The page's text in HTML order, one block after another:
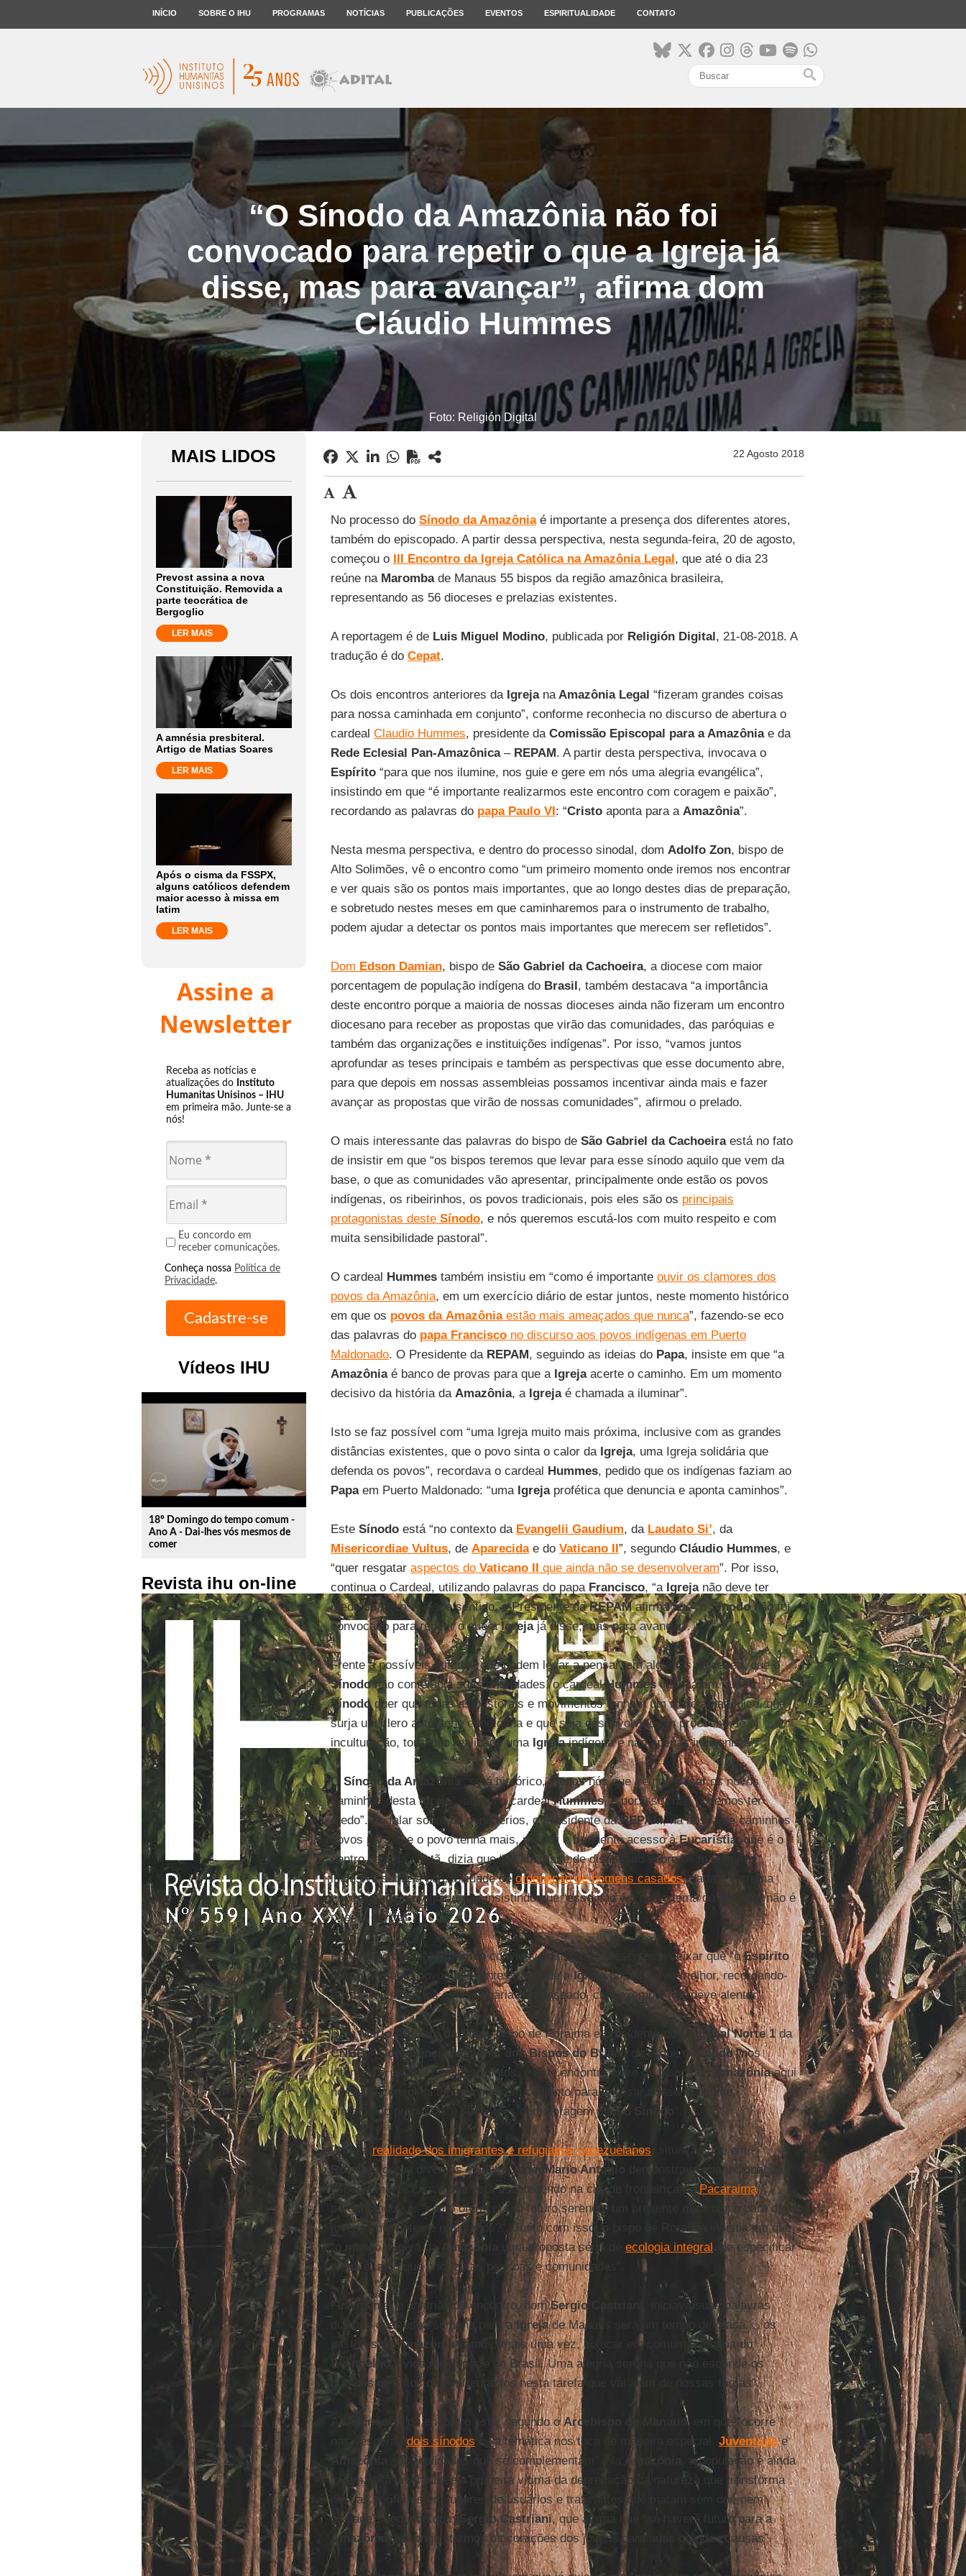
INÍCIO SOBRE O IHU PROGRAMAS NOTÍCIAS PUBLICAÇÕES EVENTOS ESPIRITUALIDADE CONTATO
search
“O Sínodo da Amazônia não foi
convocado para repetir o que a Igreja já
disse, mas para avançar”, afirma dom
Cláudio Hummes
Foto: Religión Digital
MAIS LIDOS
Prevost assina a nova
Constituição. Removida a
parte teocrática de
Bergoglio
LER MAIS
A amnésia presbiteral.
Artigo de Matias Soares
LER MAIS
Após o cisma da FSSPX,
alguns católicos defendem
maior acesso à missa em
latim
LER MAIS
Assine a
Newsletter
Receba as notícias e
atualizações do Instituto
Humanitas Unisinos – IHU
em primeira mão. Junte-se a
nós!
Eu concordo em
receber comunicações.
Conheça nossa Política de
Privacidade.
Vídeos IHU
play_circle_outline
18º Domingo do tempo comum -
Ano A - Dai-lhes vós mesmos de
comer
Revista ihu on-line
22 Agosto 2018
No processo do Sínodo da Amazôniaé importante a presença dos diferentes atores,
também do episcopado. A partir dessa perspectiva, nesta segunda-feira, 20 de agosto,
começou o III Encontro da Igreja Católica na Amazônia Legal, que até o dia 23
reúne na Marombade Manaus 55 bispos da região amazônica brasileira,
representando as 56 dioceses e prelazias existentes.
A reportagem é de Luis Miguel Modino, publicada porReligión Digital, 21-08-2018. A
tradução é do Cepat.
Os dois encontros anteriores da IgrejanaAmazônia Legal “fizeram grandes coisas
para nossa caminhada em conjunto”, conforme reconhecia no discurso de abertura o
cardeal Claudio Hummes, presidente da Comissão Episcopal para a Amazôniae da
Rede Eclesial Pan-Amazônica– REPAM. A partir desta perspectiva, invocava o
Espírito“para que nos ilumine, nos guie e gere em nós uma alegria evangélica”,
insistindo em que “é importante realizarmos este encontro com coragem e paixão”,
recordando as palavras do papa Paulo VI: “Cristoaponta para a Amazônia”.
Nesta mesma perspectiva, e dentro do processo sinodal, dom Adolfo Zon, bispo de
Alto Solimões, vê o encontro como “um primeiro momento onde iremos nos encontrar
e ver quais são os pontos mais importantes, que ao longo destes dias de preparação,
e sobretudo nestes meses em que caminharemos para o instrumento de trabalho,
podem ajudar a detectar os pontos mais importantes que merecem ser refletidos”.
Dom Edson Damian, bispo de São Gabriel da Cachoeira, a diocese com maior
porcentagem de população indígena do Brasil, também destacava “a importância
deste encontro porque a maioria de nossas dioceses ainda não fizeram um encontro
diocesano para receber as propostas que virão das comunidades, das paróquias e
também das organizações e instituições indígenas”. Por isso, “vamos juntos
aprofundar as teses principais e também as perspectivas que esse documento abre,
para que depois em nossas assembleias possamos incentivar ainda mais e fazer
avançar as propostas que virão de nossas comunidades”, afirmou o prelado.
O mais interessante das palavras do bispo de São Gabriel da Cachoeiraestá no fato
de insistir em que “os bispos teremos que levar para esse sínodo aquilo que vem da
base, o que as comunidades vão apresentar, principalmente onde estão os povos
indígenas, os ribeirinhos, os povos tradicionais, pois eles são os principais
protagonistas deste Sínodo, e nós queremos escutá-los com muito respeito e com
muita sensibilidade pastoral”.
O cardeal Hummestambém insistiu em “como é importante ouvir os clamores dos
povos da Amazônia, em um exercício diário de estar juntos, neste momento histórico
em que os povos da Amazôniaestão mais ameaçados que nunca”, fazendo-se eco
das palavras do papa Franciscono discurso aos povos indígenas em Puerto
Maldonado. O Presidente da REPAM, seguindo as ideias do Papa, insiste em que “a
Amazôniaé banco de provas para que a Igrejaacerte o caminho. Em um momento
decisivo da história da Amazônia, a Igrejaé chamada a iluminar”.
Isto se faz possível com “uma Igreja muito mais próxima, inclusive com as grandes
distâncias existentes, que o povo sinta o calor da Igreja, uma Igreja solidária que
defenda os povos”, recordava o cardeal Hummes, pedido que os indígenas faziam ao
Papaem Puerto Maldonado: “uma Igrejaprofética que denuncia e aponta caminhos”.
Este Sínodoestá “no contexto da Evangelii Gaudium, da Laudato Si’, da
Misericordiae Vultus, de Aparecidae do Vaticano II”, segundo Cláudio Hummes, e
“quer resgatar aspectos do Vaticano II que ainda não se desenvolveram”. Por isso,
continua o Cardeal, utilizando palavras do papa Francisco, “a Igrejanão deve ter
medo do novo”. Nesse sentido, o Presidente daREPAMafirma que “oSínodonão foi
convocado para repetir o que aIgrejajá disse, mas para avançar”.
Frente a possíveis atitudes que podem levar a pensar, em algumas dioceses, que o
Sínodonão contempla suas prioridades, o cardealHummesinsistia em que “o
Sínodoquer que todas as pastorais e movimentos tenham um rosto amazônico, que
surja um clero autóctone e indígena e que seja desenvolvido um processo de
inculturação, tornando realidade uma Igrejaindígena e não apenas indigenista”.
O Sínodo da Amazônia
“será histórico, somos nós que iremos traçar os novos
caminhos destaIgreja”, afirma o cardealHummes, e por isso “não podemos ter
medo”. Ao falar sobre os ministérios, o Presidente daREPAM, na busca de caminhos
novos para que o povo tenha mais, melhor e frequente acesso àEucaristia , que é o
centro da vida cristã, dizia que “há liberdade de discussão sobre os ministérios”,
inclusive sobre a possibilidade de ordenação de homens casados, dada a extrema
necessidade na região, mas insistindo que “esse não é o único tema do
, não é
o tema central”.
Por isso, o cardealHummesconvidava os bispos presentes a deixar que “oEspírito
Santonos abra novos horizontes para que aIgrejapossa servir melhor, recordando-
nos os missionários e missionárias do passado, cujo exemplo nos deve alentar”.
DomMario Antonio da Silva, bispo de Roraima e presidente do Regional Norte 1da
CNBB–Conferência Nacional dos Bispos do Brasil, dizia que oSínodo“nos
interpela a estar e caminhar juntos, e este encontro entre os bispos da
Amazôniaaqui
no Brasil consolida um caminho em conjunto para analisar nossa realidade,
oferecendo propostas e sugestões com coragem para o
Sínodo
Dada a realidade dos imigrantes e refugiados venezuelanos , situação que em
Roraimagerou diversos conflitos, domMario Antonio
demonstrava sua indignação,
especialmente com o que está acontecendo na cidade fronteiriça dePacaraima,
perguntando-se: “como oferecer um futuro sereno e um presente mais digno para os
jovens imigrantes e refugiados?”. Junto com isso, o bispo de Roraima insistia em que
“o mundo espera da
Amazônia uma proposta séria de ecologia integral , de especificar
o que é, algo que priorize as pessoas e comunidades”.
Finalmente, o anfitrião do encontro, domSergio Castriani
, iniciava suas palavras
dizendo que “essa semana para a Igrejade Manaus será um tempo de graça..., os
pastores daAmazôniavamos, mais uma vez, colocar em comum a alegria do
Evangelho vivido nesta parte do Brasil. Uma alegria serena que não esconde os
grandes desafios que enfrentamos nesta tarefa que vai além de nossas forças”.
A importância do encontro está, segundo oArcebispo de Manaus, em que “ocorre
nas vésperas dois sínodos cuja temática nos toca de maneira especial. Juventudee
Amazônia
são realidades que se complementam”. Na Amazônia
, a população é ainda
jovem, e “a juventude é a primeira vítima da depredação da natureza que transforma
nossas periferias em lugares de usuários e traficantes que matam sem dor, nem
piedade”, segundo dom
Sergio Castriani, que afirma que “só haverá futuro para a
Amazônia se conquistarmos os corações dos jovens para suas grandes causas”.